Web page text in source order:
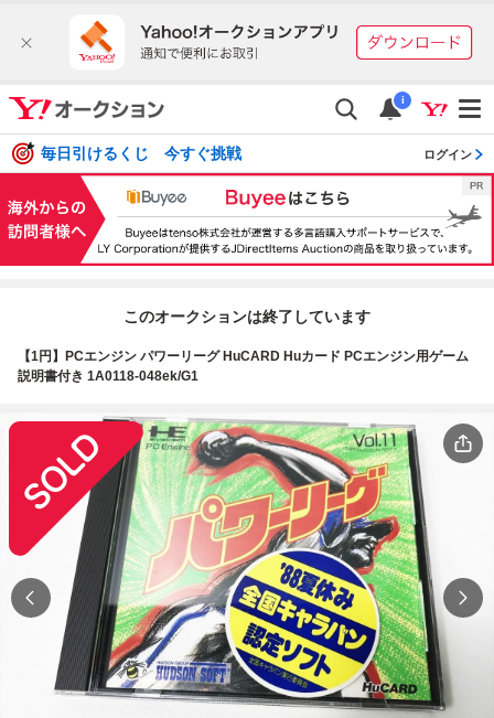
i
毎日引けるくじ 今すぐ挑戦 ログイン
このオークションは終了しています
【1円】PCエンジン パワーリーグ HuCARD Huカード PCエンジン用ゲーム
説明書付き 1A0118-048ek/G1